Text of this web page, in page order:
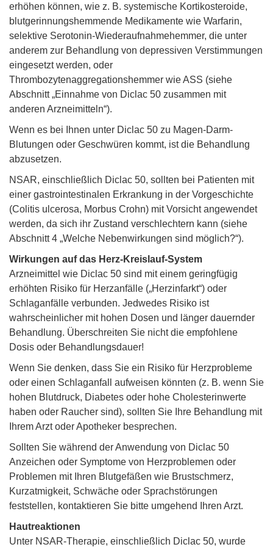
erhöhen können, wie z. B. systemische Kortikosteroide,
blutgerinnungshemmende Medikamente wie Warfarin,
selektive Serotonin-Wiederaufnahmehemmer, die unter
anderem zur Behandlung von depressiven Verstimmungen
eingesetzt werden, oder
Thrombozytenaggregationshemmer wie ASS (siehe
Abschnitt „Einnahme von Diclac 50 zusammen mit
anderen Arzneimitteln“).
Wenn es bei Ihnen unter Diclac 50 zu Magen-Darm-
Blutungen oder Geschwüren kommt, ist die Behandlung
abzusetzen.
NSAR, einschließlich Diclac 50, sollten bei Patienten mit
einer gastrointestinalen Erkrankung in der Vorgeschichte
(Colitis ulcerosa, Morbus Crohn) mit Vorsicht angewendet
werden, da sich ihr Zustand verschlechtern kann (siehe
Abschnitt 4 „Welche Nebenwirkungen sind möglich?“).
Wirkungen auf das Herz-Kreislauf-System
Arzneimittel wie Diclac 50 sind mit einem geringfügig
erhöhten Risiko für Herzanfälle („Herzinfarkt“) oder
Schlaganfälle verbunden. Jedwedes Risiko ist
wahrscheinlicher mit hohen Dosen und länger dauernder
Behandlung. Überschreiten Sie nicht die empfohlene
Dosis oder Behandlungsdauer!
Wenn Sie denken, dass Sie ein Risiko für Herzprobleme
oder einen Schlaganfall aufweisen könnten (z. B. wenn Sie
hohen Blutdruck, Diabetes oder hohe Cholesterinwerte
haben oder Raucher sind), sollten Sie Ihre Behandlung mit
Ihrem Arzt oder Apotheker besprechen.
Sollten Sie während der Anwendung von Diclac 50
Anzeichen oder Symptome von Herzproblemen oder
Problemen mit Ihren Blutgefäßen wie Brustschmerz,
Kurzatmigkeit, Schwäche oder Sprachstörungen
feststellen, kontaktieren Sie bitte umgehend Ihren Arzt.
Hautreaktionen
Unter NSAR-Therapie, einschließlich Diclac 50, wurde